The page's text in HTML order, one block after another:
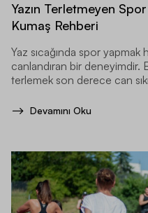
Yazın Terletmeyen
Kumaş Rehberi
Yaz sıcağında spor
canlandıran bir deneyimdir.
terlemek son derece can
Devamını Oku